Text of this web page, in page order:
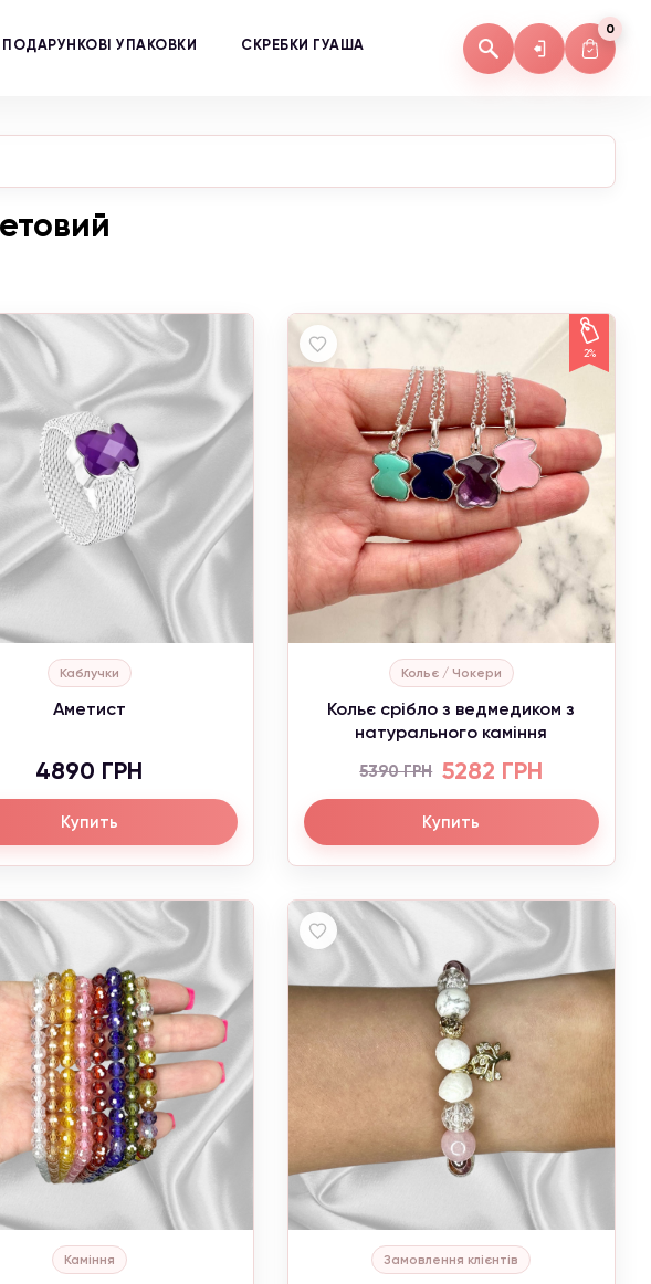
ПОДАРУНКОВІ УПАКОВКИ СКРЕБКИ ГУАША
0
Каблучки
Аметист
4890 ГРН
Купить
2%
Кольє / Чокери
Кольє срібло з ведмедиком з
натурального каміння
5390 ГРН 5282 ГРН
Купить
Каміння Замовлення клієнтів